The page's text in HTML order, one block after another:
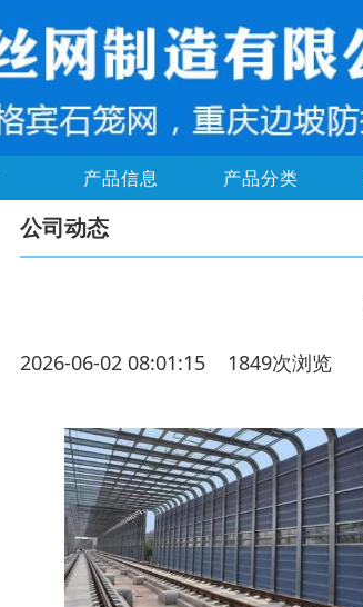
产品信息 产品分类
公司动态
2026-06-02 08:01:15 1849次浏览